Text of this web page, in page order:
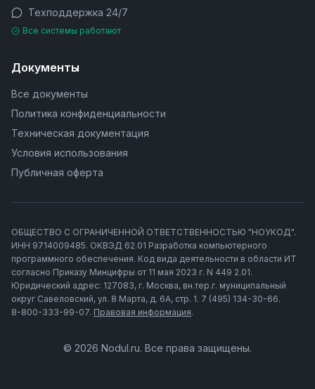
Техподдержка 24/7
Все системы работают
Документы
Все документы
Политика конфиденциальности
Техническая документация
Условия использования
Публичная оферта
ОБЩЕСТВО С ОГРАНИЧЕННОЙ ОТВЕТСТВЕННОСТЬЮ "НОУКОД".
ИНН 9714009485. ОКВЭД 62.01 Разработка компьютерного
программного обеспечения. Код вида деятельности в области ИТ
согласно Приказу Минцифры от 11 мая 2023 г. N 449 2.01.
Юридический адрес: 127083, г. Москва, вн.тер.г. муниципальный
округ Савеловский, ул. 8 Марта, д. 6А, стр. 1. 7 (495) 134-30-66.
8-800-333-99-07. Правовая информация.
© 2026 Nodul.ru. Все права защищены.